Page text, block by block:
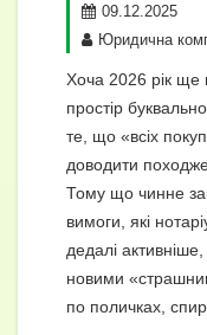
09.12.2025
Юридична
Хоча 2026 рік ще
простір
те, що «всіх
доводити
Тому що чинне
вимоги, які
дедалі
новими
по поличках,